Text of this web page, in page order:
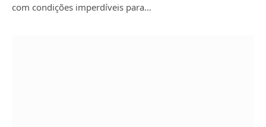
com condições imperdíveis para…